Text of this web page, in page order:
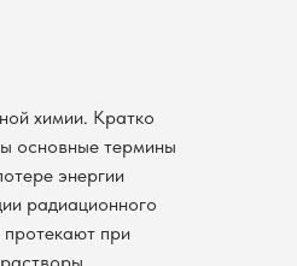
химии. Кратко
основные термины
энергии
радиационного
при